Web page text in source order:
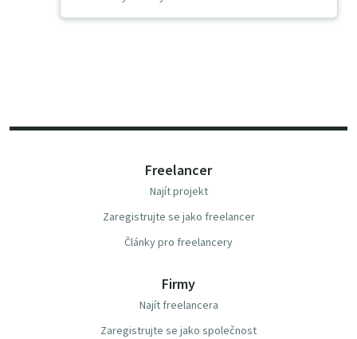
Freelancer
Najít projekt
Zaregistrujte se jako freelancer
Články pro freelancery
Firmy
Najít freelancera
Zaregistrujte se jako společnost